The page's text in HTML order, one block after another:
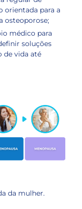
orientada para a
osteoporose;
médico para
soluções
de vida até
da mulher.